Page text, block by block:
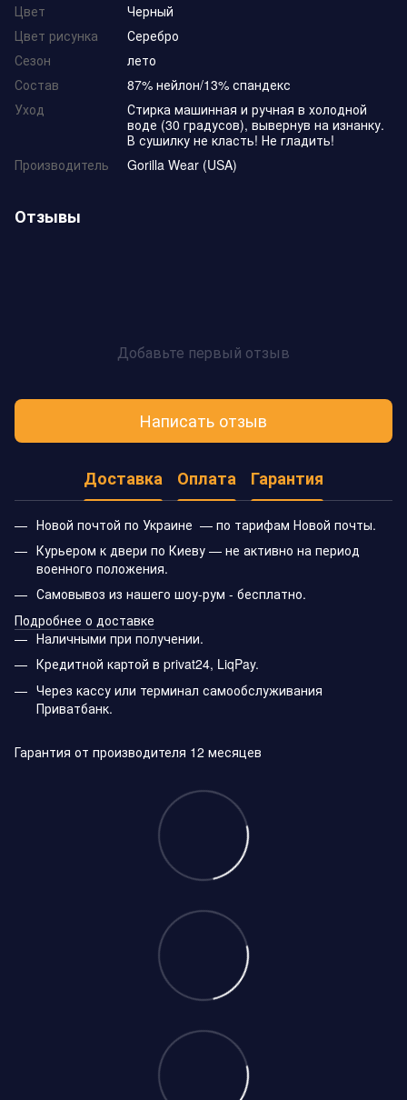
Цвет
Черный
Цвет рисунка
Серебро
Сезон
лето
Состав
87% нейлон/13% спандекс
Уход
Стирка машинная и ручная в холодной
воде (30 градусов), вывернув на изнанку.
В сушилку не класть! Не гладить!
Производитель
Gorilla Wear (USA)
Отзывы
Добавьте первый отзыв
Написать отзыв
Доставка Оплата Гарантия
Новой почтой по Украине — по тарифам Новой почты.
Курьером к двери по Киеву — не активно на период
военного положения.
Самовывоз из нашего шоу-рум - бесплатно.
Подробнее о доставке
Наличными при получении.
Кредитной картой в privat24, LiqPay.
Через кассу или терминал самообслуживания
Приватбанк.
Гарантия от производителя 12 месяцев